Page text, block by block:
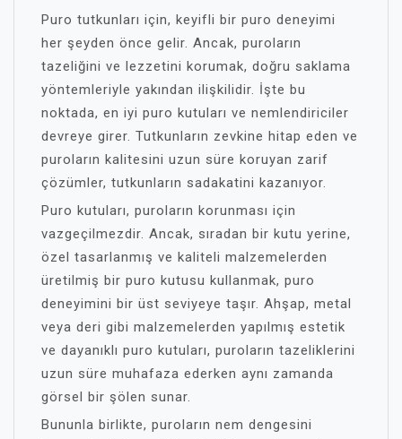
Puro tutkunları için, keyifli bir puro deneyimi
her şeyden önce gelir. Ancak, puroların
tazeliğini ve lezzetini korumak, doğru saklama
yöntemleriyle yakından ilişkilidir. İşte bu
noktada, en iyi puro kutuları ve nemlendiriciler
devreye girer. Tutkunların zevkine hitap eden ve
puroların kalitesini uzun süre koruyan zarif
çözümler, tutkunların sadakatini kazanıyor.
Puro kutuları, puroların korunması için
vazgeçilmezdir. Ancak, sıradan bir kutu yerine,
özel tasarlanmış ve kaliteli malzemelerden
üretilmiş bir puro kutusu kullanmak, puro
deneyimini bir üst seviyeye taşır. Ahşap, metal
veya deri gibi malzemelerden yapılmış estetik
ve dayanıklı puro kutuları, puroların tazeliklerini
uzun süre muhafaza ederken aynı zamanda
görsel bir şölen sunar.
Bununla birlikte, puroların nem dengesini